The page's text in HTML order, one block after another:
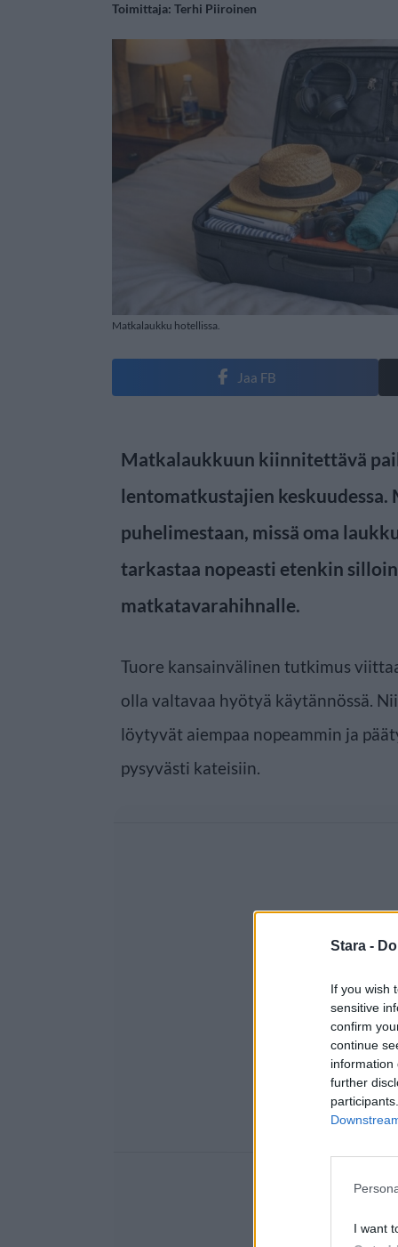
Stara -
If you wish
sensitive
confirm
continue
information
further
I want
Toimittaja: Terhi Piiroinen
Matkalaukku hotellissa.
Jaa FB
Matkalaukkuun kiinnitettävä
lentomatkustajien keskuudessa.
puhelimestaan, missä oma
tarkastaa nopeasti etenkin
matkatavarahihnalle.
Tuore kansainvälinen tutkimus
olla valtavaa hyötyä käytännössä.
löytyvät aiempaa nopeammin ja
pysyvästi kateisiin.